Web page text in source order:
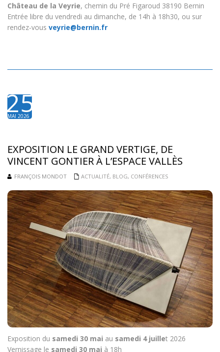
Château de la Veyrie, chemin du Pré Figaroud 38190 Bernin
Entrée libre du vendredi au dimanche, de 14h à 18h30, ou sur
rendez-vous veyrie@bernin.fr
25
MAI 2026
EXPOSITION LE GRAND VERTIGE, DE
VINCENT GONTIER À L’ESPACE VALLÈS
FRANÇOIS MONDOT ACTUALITÉ, BLOG, CONFÉRENCES
Exposition du samedi 30 mai au samedi 4 juillet 2026
Vernissage le samedi 30 mai à 18h